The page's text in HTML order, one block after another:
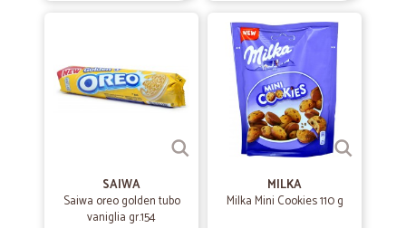
SAIWA
Saiwa oreo golden tubo
vaniglia gr.154
MILKA
Milka Mini Cookies 110 g